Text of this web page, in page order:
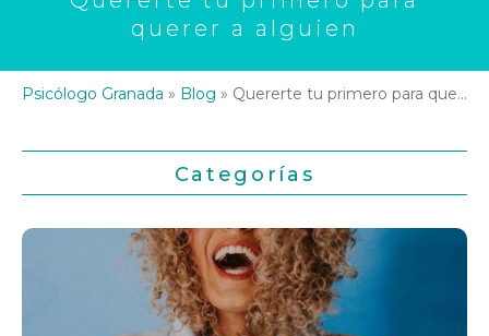
querer a alguien
Psicólogo Granada » Blog » Quererte tu primero para querer a alguien
Categorías